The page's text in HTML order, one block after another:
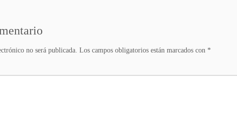
no será publicada. Los campos obligatorios están marcados con *